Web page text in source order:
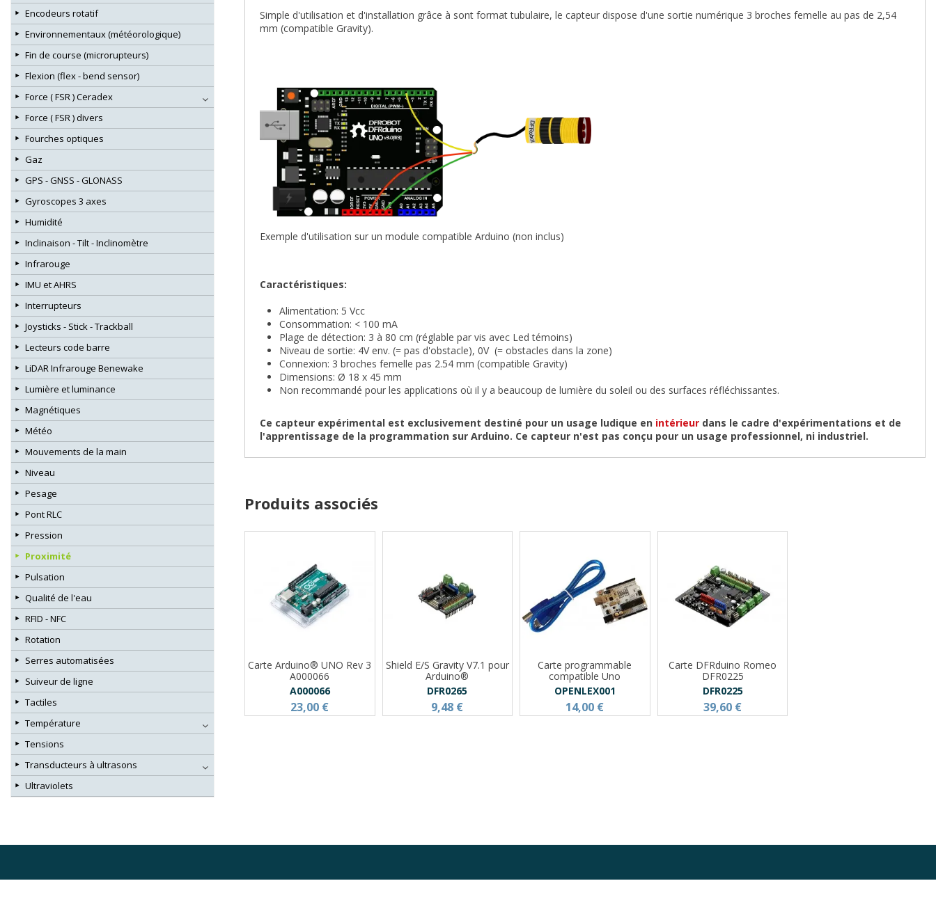
Simple d'utilisation et d'installation grâce à sont format tubulaire, le capteur dispose d'une sortie numérique 3 broches femelle au pas de 2,54
mm (compatible Gravity).
Exemple d'utilisation sur un module compatible Arduino (non inclus)
Caractéristiques:
Alimentation: 5 Vcc
Consommation: < 100 mA
Plage de détection: 3 à 80 cm (réglable par vis avec Led témoins)
Niveau de sortie: 4V env. (= pas d'obstacle), 0V (= obstacles dans la zone)
Connexion: 3 broches femelle pas 2.54 mm (compatible Gravity)
Dimensions: Ø 18 x 45 mm
Non recommandé pour les applications où il y a beaucoup de lumière du soleil ou des surfaces réfléchissantes.
Ce capteur expérimental est exclusivement destiné pour un usage ludique en intérieur dans le cadre d'expérimentations et de
l'apprentissage de la programmation sur Arduino. Ce capteur n'est pas conçu pour un usage professionnel, ni industriel.
Produits associés
Carte Arduino® UNO Rev 3
A000066
A000066
23,00 €
Shield E/S Gravity V7.1 pour
Arduino®
DFR0265
9,48 €
Carte programmable
compatible Uno
OPENLEX001
14,00 €
Carte DFRduino Romeo
DFR0225
DFR0225
39,60 €
Encodeurs rotatif
Environnementaux (météorologique)
Fin de course (microrupteurs)
Flexion (flex - bend sensor)
Force ( FSR ) Ceradex
Force ( FSR ) divers
Fourches optiques
Gaz
GPS - GNSS - GLONASS
Gyroscopes 3 axes
Humidité
Inclinaison - Tilt - Inclinomètre
Infrarouge
IMU et AHRS
Interrupteurs
Joysticks - Stick - Trackball
Lecteurs code barre
LiDAR Infrarouge Benewake
Lumière et luminance
Magnétiques
Météo
Mouvements de la main
Niveau
Pesage
Pont RLC
Pression
Proximité
Pulsation
Qualité de l'eau
RFID - NFC
Rotation
Serres automatisées
Suiveur de ligne
Tactiles
Température
Tensions
Transducteurs à ultrasons
Ultraviolets